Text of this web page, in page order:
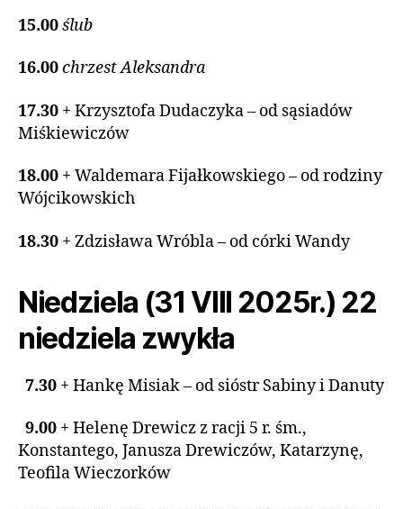
15.00ślub
16.00chrzest Aleksandra
17.30 + Krzysztofa Dudaczyka – od sąsiadów
Miśkiewiczów
18.00 + Waldemara Fijałkowskiego – od rodziny
Wójcikowskich
18.30 + Zdzisława Wróbla – od córki Wandy
Niedziela (31 VIII 2025r.) 22
niedziela zwykła
7.30 + Hankę Misiak – od sióstr Sabiny i Danuty
9.00 + Helenę Drewicz z racji 5 r. śm.,
Konstantego, Janusza Drewiczów, Katarzynę,
Teofila Wieczorków